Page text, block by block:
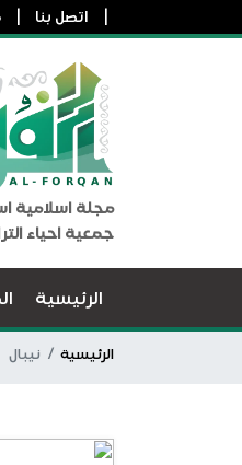
اتصل بنا
مجلة اسلامية
جمعية احياء
الرئيسية
الرئيسية نيبال